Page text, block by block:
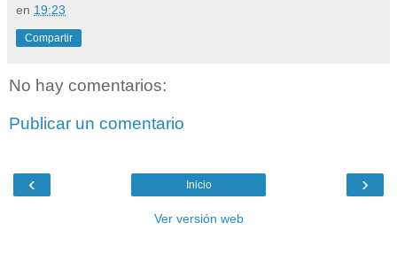
en 19:23
Compartir
No hay comentarios:
Publicar un comentario
‹ ›
Inicio
Ver versión web